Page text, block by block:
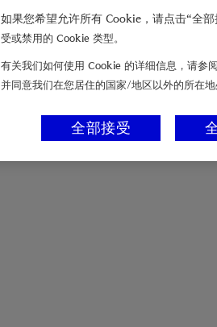
如果您希望允许所有 Cookie，请点击“全部
受或禁用的 Cookie 类型。
有关我们如何使用 Cookie 的详细信息，请参
并同意我们在您居住的国家/地区以外的所在地
全部接受